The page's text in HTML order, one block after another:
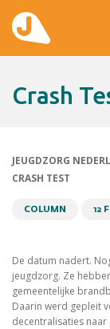
Crash
JEUGDZORG
CRASH TEST
COLUMN 12
De datum nadert.
jeugdzorg. Ze
gemeentelijke
Daarin werd gepleit
decentralisaties naar